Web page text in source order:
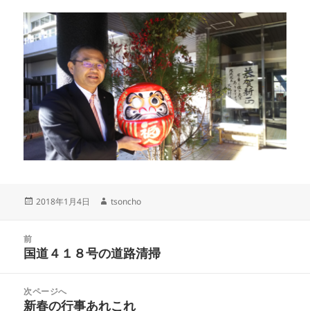
投
2018年1月4日
作
tsoncho
前
前
投
稿:
国道４１８号の道路清掃
次ページへ
次
新春の行事あれこれ